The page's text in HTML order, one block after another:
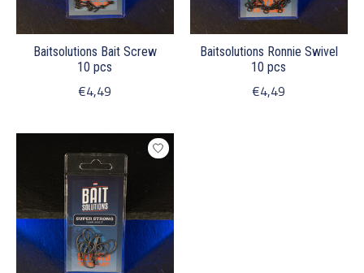
Baitsolutions Bait Screw
10 pcs
€4,49
Baitsolutions Ronnie Swivel
10 pcs
€4,49